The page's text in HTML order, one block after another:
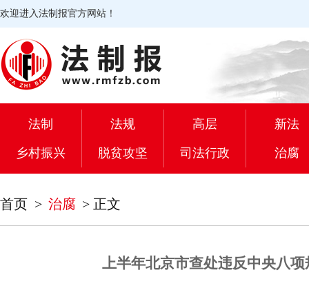
欢迎进入法制报官方网站！
法制 法规 高层 新法
乡村振兴 脱贫攻坚 司法行政 治腐
首页 > 治腐 > 正文
上半年北京市查处违反中央八